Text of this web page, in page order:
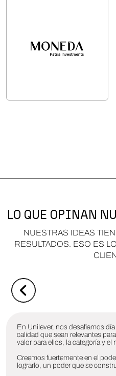
LO QUE OPINAN
NUESTRAS IDEAS
RESULTADOS. ESO ES
En Unilever, nos desafiamos
calidad que sean relevantes
valor para ellos, la categoría y el
Creemos fuertemente en el
lograrlo, un poder que se